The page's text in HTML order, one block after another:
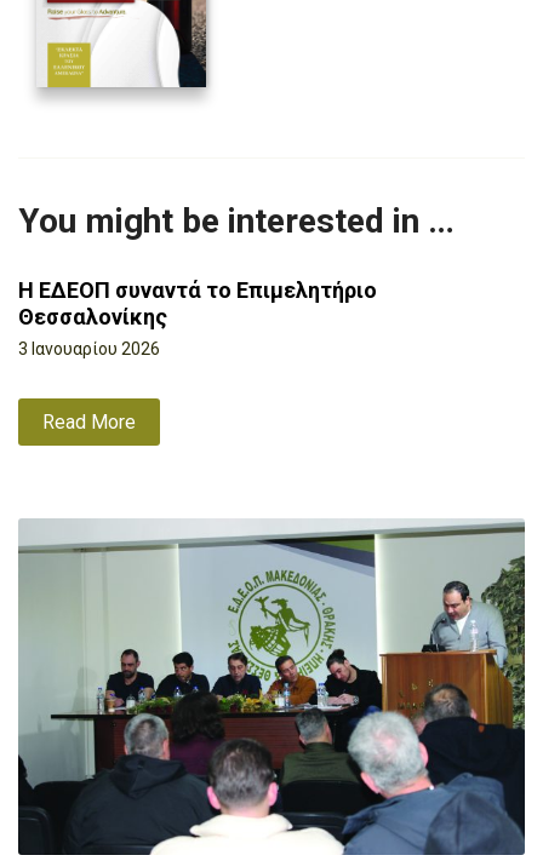
You might be interested in …
Η ΕΔΕΟΠ συναντά το Επιμελητήριο
Θεσσαλονίκης
3 Ιανουαρίου 2026
Read More